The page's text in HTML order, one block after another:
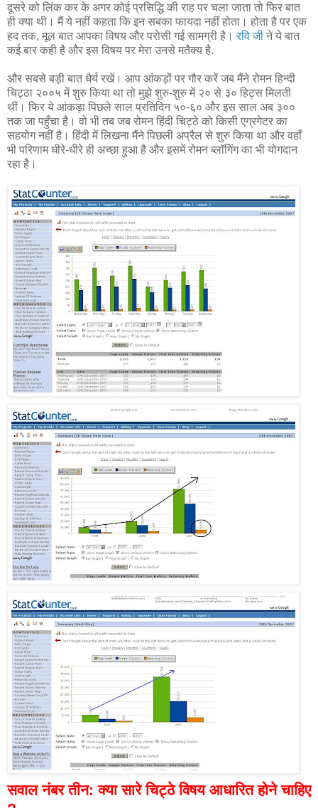
दूसरे को लिंक कर के अगर कोई प्रसिद्धि की राह पर चला जाता तो फिर बात
ही क्या थी। मैं ये नहीं कहता कि इन सबका फायदा नहीं होता। होता है पर एक
हद तक, मूल बात आपका विषय और परोसी गई सामग्री है।रवि जी ने ये बात
कई बार कही है और इस विषय पर मेरा उनसे मतैक्य है.
और सबसे बड़ी बात धैर्य रखें। आप आंकड़ों पर गौर करें जब मैंने रोमन हिन्दी
चिट्ठा २००५ में शुरु किया था तो मुझे शुरु-शुरु में २० से ३० हिट्स मिलती
थीं। फिर ये आंकड़ा पिछले साल प्रतिदिन ५०‍-६० और इस साल अब ३००
तक जा पहुँचा है। वो भी तब जब रोमन हिंदी चिट्ठे को किसी एग्रगेटर का
सहयोग नहीं है। हिंदी में लिखना मैंने पिछली अप्रैल से शुरु किया था और वहाँ
भी परिणाम धीरे-धीरे ही अच्छा हुआ है और इसमें रोमन ब्लॉगिंग का भी योगदान
रहा है।
सवाल नंबर तीन: क्या सारे चिट्ठे विषय आधारित होने चाहिए